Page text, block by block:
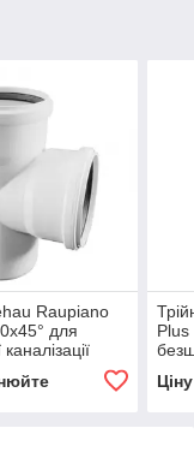
Raupiano
для
Plus